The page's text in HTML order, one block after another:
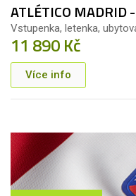
ATLÉTICO MADRID
Vstupenka, letenka,
11 890 Kč
Více info